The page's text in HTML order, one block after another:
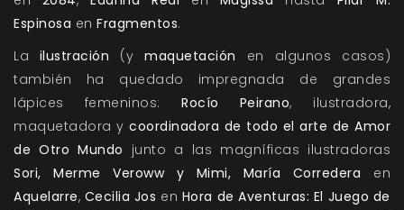
Espinosa en Fragmentos.
La ilustración (ymaquetación en algunos casos)
también ha quedado impregnada de grandes
lápices femeninos: Rocío Peirano, ilustradora,
maquetadora y coordinadora de todo el arte de Amor
de Otro Mundo junto a las magníficas ilustradoras
Sori, Merme Veroww y Mimi, María Corredera en
Aquelarre, Cecilia Jos en Hora de Aventuras: El Juego de